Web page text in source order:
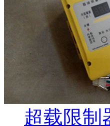
超载限制